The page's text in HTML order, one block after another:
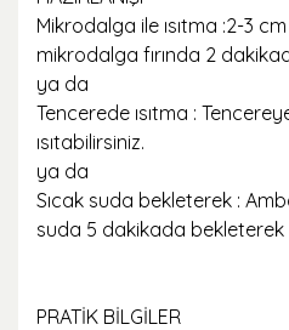
Mikrodalga ile ısıtma :2-3
mikrodalga fırında 2
ya da
Tencerede ısıtma :
ısıtabilirsiniz.
ya da
Sıcak suda bekleterek :
suda 5 dakikada bekleterek
PRATİK BİLGİLER